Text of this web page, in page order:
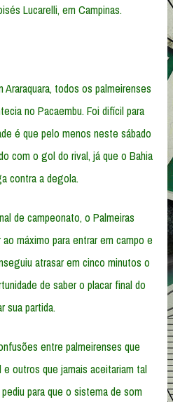
Lucarelli, em Campinas.
Araraquara, todos os palmeirenses
no Pacaembu. Foi difícil para
é que pelo menos neste sábado
com o gol do rival, já que o Bahia
contra a degola.
de campeonato, o Palmeiras
máximo para entrar em campo e
atrasar em cinco minutos o
de saber o placar final do
sua partida.
entre palmeirenses que
outros que jamais aceitariam tal
para que o sistema de som